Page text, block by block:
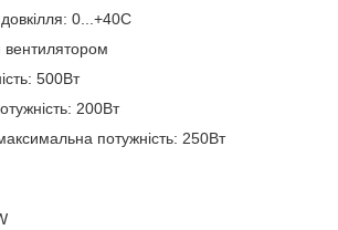
0...+40С
500Вт
200Вт
потужність: 250Вт